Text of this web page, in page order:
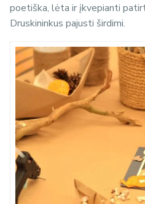
poetiška, lėta ir įkvepianti
Druskininkus pajusti širdimi.